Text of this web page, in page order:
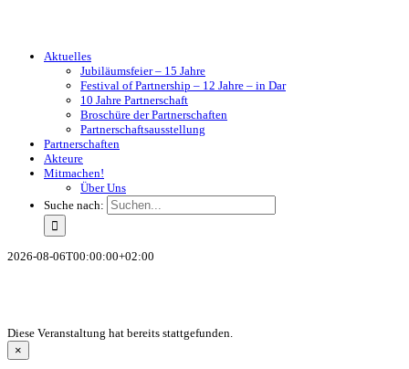
Aktuelles
Jubiläumsfeier – 15 Jahre
Festival of Partnership – 12 Jahre – in Dar
10 Jahre Partnerschaft
Broschüre der Partnerschaften
Partnerschaftsausstellung
Partnerschaften
Akteure
Mitmachen!
Über Uns
Suche nach:
2026-08-06T00:00:00+02:00
Diese Veranstaltung hat bereits stattgefunden.
×